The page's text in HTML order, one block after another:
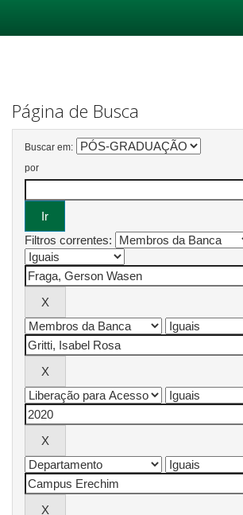
Página de Busca
Buscar em:
por
Filtros correntes: